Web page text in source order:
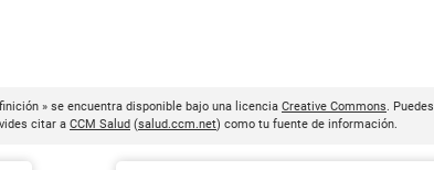
» se encuentra disponible bajo una licencia Creative Commons. Puedes
citar a CCM Salud (salud.ccm.net) como tu fuente de información.